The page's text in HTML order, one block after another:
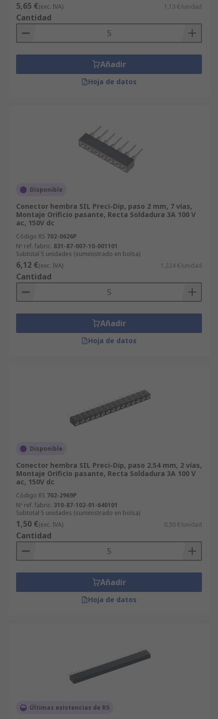
matrices de resistencias y diodos. Los zócalos
también se pueden usar en componentes más
grandes como osciladores y temporizadores.
Tipos de zócalos SIL
Hay muchas opciones de zócalos SIL disponibles
con diferentes tamaños y atributos. Estos zócalos
Los zócalos SIL también se clasifican según las
dimensiones, la tensión y las capacidades de
transporte de corriente (valores nominales), así
5,65 €(exc. IVA) 1,13 €/unidad
Cantidad
Añadir
Hoja de datos
Disponible
Conector hembra SIL Preci-Dip, paso 2 mm, 7 vías,
Montaje Orificio pasante, Recta Soldadura 3A 100 V
ac, 150V dc
Código RS 702-0626P
Nº ref. fabric. 831-87-007-10-001101
Subtotal 5 unidades (suministrado en bolsa)
6,12 €(exc. IVA) 1,224 €/unidad
Cantidad
Añadir
Hoja de datos
Disponible
Conector hembra SIL Preci-Dip, paso 2.54 mm, 2 vías,
Montaje Orificio pasante, Recta Soldadura 3A 100 V
ac, 150V dc
Código RS 702-2969P
Nº ref. fabric. 310-87-102-01-640101
Subtotal 5 unidades (suministrado en bolsa)
1,50 €(exc. IVA) 0,30 €/unidad
Cantidad
Añadir
Hoja de datos
Últimas existencias de RS